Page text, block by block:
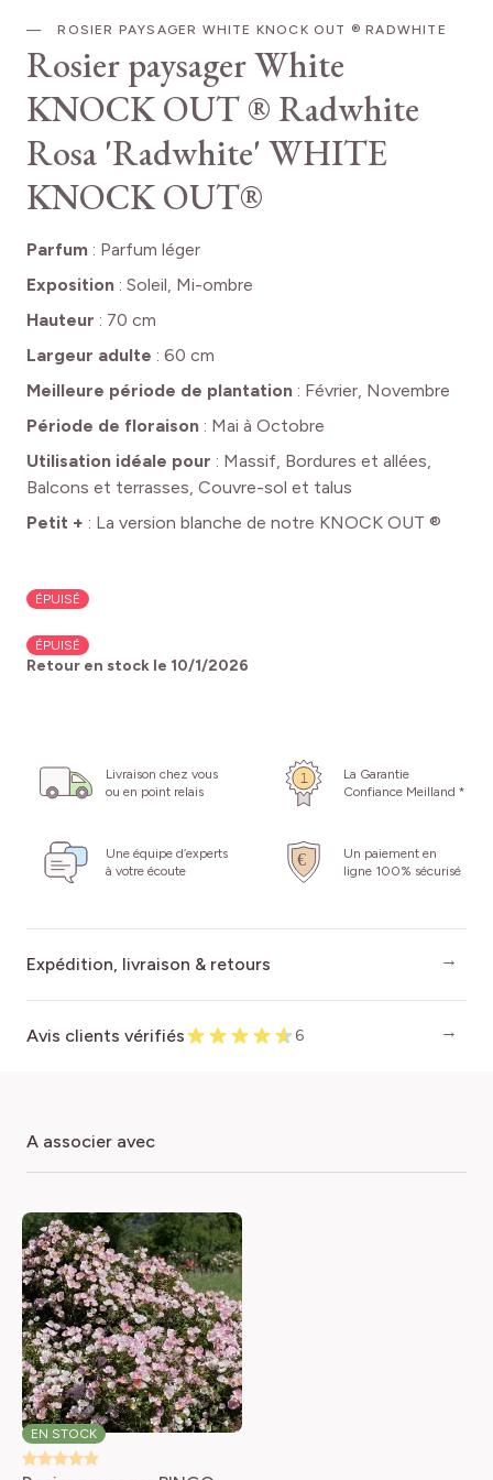
ROSIER PAYSAGER WHITE KNOCK OUT ® RADWHITE
Rosier paysager White
KNOCK OUT ® Radwhite
Rosa 'Radwhite' WHITE
KNOCK OUT®
Parfum : Parfum léger
Exposition : Soleil, Mi-ombre
Hauteur : 70 cm
Largeur adulte : 60 cm
Meilleure période de plantation : Février, Novembre
Période de floraison : Mai à Octobre
Utilisation idéale pour : Massif, Bordures et allées,
Balcons et terrasses, Couvre-sol et talus
Petit + : La version blanche de notre KNOCK OUT ®
ÉPUISÉ
ÉPUISÉ
Retour en stock le 10/1/2026
Livraison chez vous
ou en point relais
La Garantie
Confiance Meilland *
Une équipe d’experts
à votre écoute
Un paiement en
ligne 100% sécurisé
Expédition, livraison & retours
Avis clients vérifiés 6
a associer avec
EN STOCK